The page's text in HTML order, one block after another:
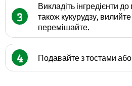
3
Викладіть інгредієнти
також кукурудзу,
перемішайте.
4 Подавайте з тостами